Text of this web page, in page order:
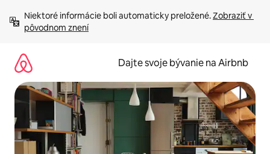
obsah.
Niektoré informácie boli automaticky preložené. Zobraziť v
pôvodnom znení
Dajte svoje bývanie na Airbnb